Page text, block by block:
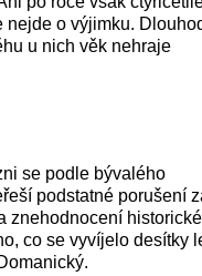
nejde o výjimku.
u nich věk nehraje
se podle bývalého
podstatné porušení
znehodnocení historické
co se vyvíjelo desítky